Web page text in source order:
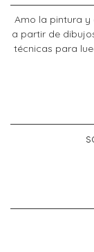
Amo la pintura y
a partir de
técnicas para